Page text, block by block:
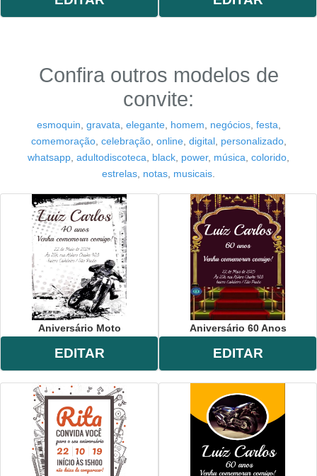
Confira outros modelos de
convite:
esmoquin gravata elegante, homem negócios, festa
comemoração, celebração, online, digital, personalizado,
whatsapp adultodiscoteca black power, música colorido
estrelas notas musicais
Aniversário Moto
EDITAR
Aniversário 60 Anos
EDITAR